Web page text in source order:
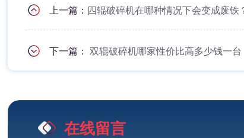
上一篇： 四辊破碎机在哪种情况下会变成废铁
下一篇：双辊破碎机哪家性价比高多少钱一台
在线留言